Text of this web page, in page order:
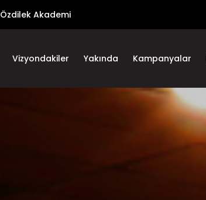
Özdilek Akademi
Vizyondakiler Yakında Kampanyalar